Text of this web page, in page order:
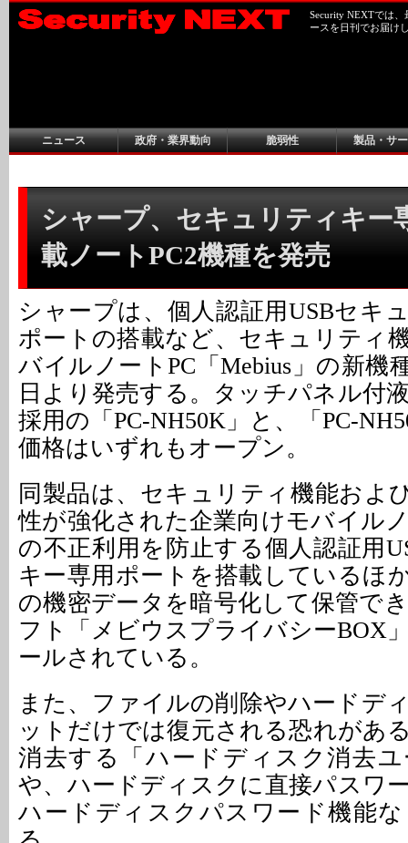
Security NEXTでは
ースを日刊でお届け
ニュース 政府・業界動向 脆弱性 製品・サ
シャープ、セキュリティキー
載ノートPC2機種を発売
シャープは、個人認証用USBセキ
ポートの搭載など、セキュリティ
バイルノートPC「Mebius」の新機
日より発売する。タッチパネル付
採用の「PC-NH50K」と、「PC-
価格はいずれもオープン。
同製品は、セキュリティ機能およ
性が強化された企業向けモバイル
の不正利用を防止する個人認証用
キー専用ポートを搭載しているほ
の機密データを暗号化して保管で
フト「メビウスプライバシーBOX
ールされている。
また、ファイルの削除やハードデ
ットだけでは復元される恐れがあ
消去する「ハードディスク消去
や、ハードディスクに直接パスワ
ハードディスクパスワード機能